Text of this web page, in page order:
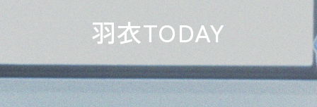
羽衣TODAY